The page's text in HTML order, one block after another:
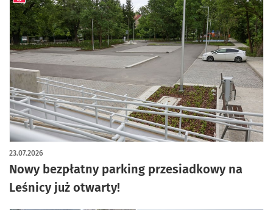
Nowy bezpłatny parking przesiadkowy na
Leśnicy już otwarty!
23.07.2026
artykuł z galerią zdjęć